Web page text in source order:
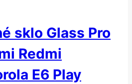
sklo Glass Pro
Redmi
E6 Play